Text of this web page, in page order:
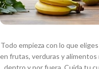
Todo empieza con lo que
en frutas, verduras y